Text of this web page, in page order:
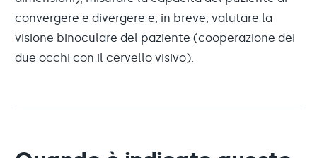
convergere e divergere e, in breve, valutare la
visione binoculare del paziente (cooperazione dei
due occhi con il cervello visivo).